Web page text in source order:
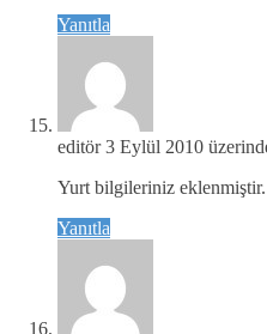
Yanıtla
editör 3 Eylül 2010
Yurt bilgileriniz eklenmiştir.
Yanıtla